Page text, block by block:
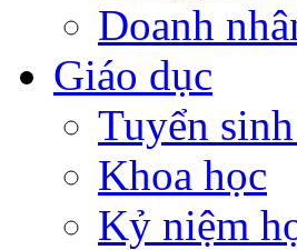
Doanh
Giáo dục
Tuyển
Khoa học
Kỷ niệm